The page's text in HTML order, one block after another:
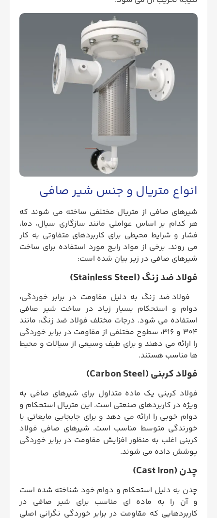
انواع متریال و جنس شیر صافی
شیرهای صافی از متریال مختلفی ساخته می شوند که
هر کدام بر اساس عواملی مانند سازگاری سیال، دما،
فشار و شرایط محیطی برای کاربردهای متفاوتی به کار
می روند. برخی از مواد رایج مورد استفاده برای ساخت
شیرهای صافی در زیر بیان شده است:
فولاد ضد زنگ (Stainless Steel)
فولاد ضد زنگ به دلیل مقاومت در برابر خوردگی،
دوام و استحکام بسیار زیاد در ساخت شیر صافی
استفاده می شود. درجات مختلف فولاد ضد زنگ، مانند
304 و 316، سطوح مختلفی از مقاومت در برابر خوردگی
را ارائه می دهند و برای طیف وسیعی از سیالات و محیط
ها مناسب هستند.
فولاد کربنی (Carbon Steel)
فولاد کربنی یک ماده متداول برای شیرهای صافی به
ویژه در کاربردهای صنعتی است. این متریال استحکام و
دوام خوبی را ارائه می دهد و برای جابجایی مایعاتی با
خورندگی متوسط مناسب است. شیرهای صافی فولاد
کربنی اغلب به منظور افزایش مقاومت در برابر خوردگی
پوشش داده می شوند.
چدن (Cast Iron)
چدن به دلیل استحکام و دوام خود شناخته شده است
و آن را به ماده ای مناسب برای شیر صافی در
کاربردهایی که مقاومت در برابر خوردگی نگرانی اصلی